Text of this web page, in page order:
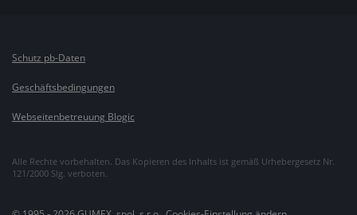
Alle Rechte vorbehalten. Das Kopieren des Inhalts ist gemäß Urhebergesetz Nr.
121/2000 Slg. verboten.
Schutz pb-Daten
Geschäftsbedingungen
Webseitenbetreuung Blogic